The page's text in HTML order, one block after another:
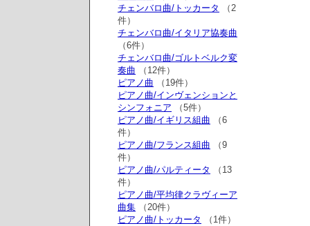
チェンバロ曲/トッカータ
（2
件）
チェンバロ曲/イタリア協奏曲
（6件）
チェンバロ曲/ゴルトベルク変
奏曲 （12件）
ピアノ曲 （19件）
ピアノ曲/インヴェンションと
シンフォニア （5件）
ピアノ曲/イギリス組曲 （6
件）
ピアノ曲/フランス組曲 （9
件）
ピアノ曲/パルティータ
（13
件）
ピアノ曲/平均律クラヴィーア
曲集 （20件）
ピアノ曲/トッカータ
（1件）